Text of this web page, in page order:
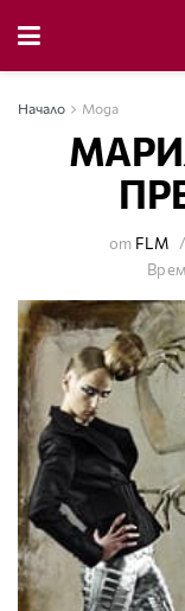
Начало Мода
от FLM